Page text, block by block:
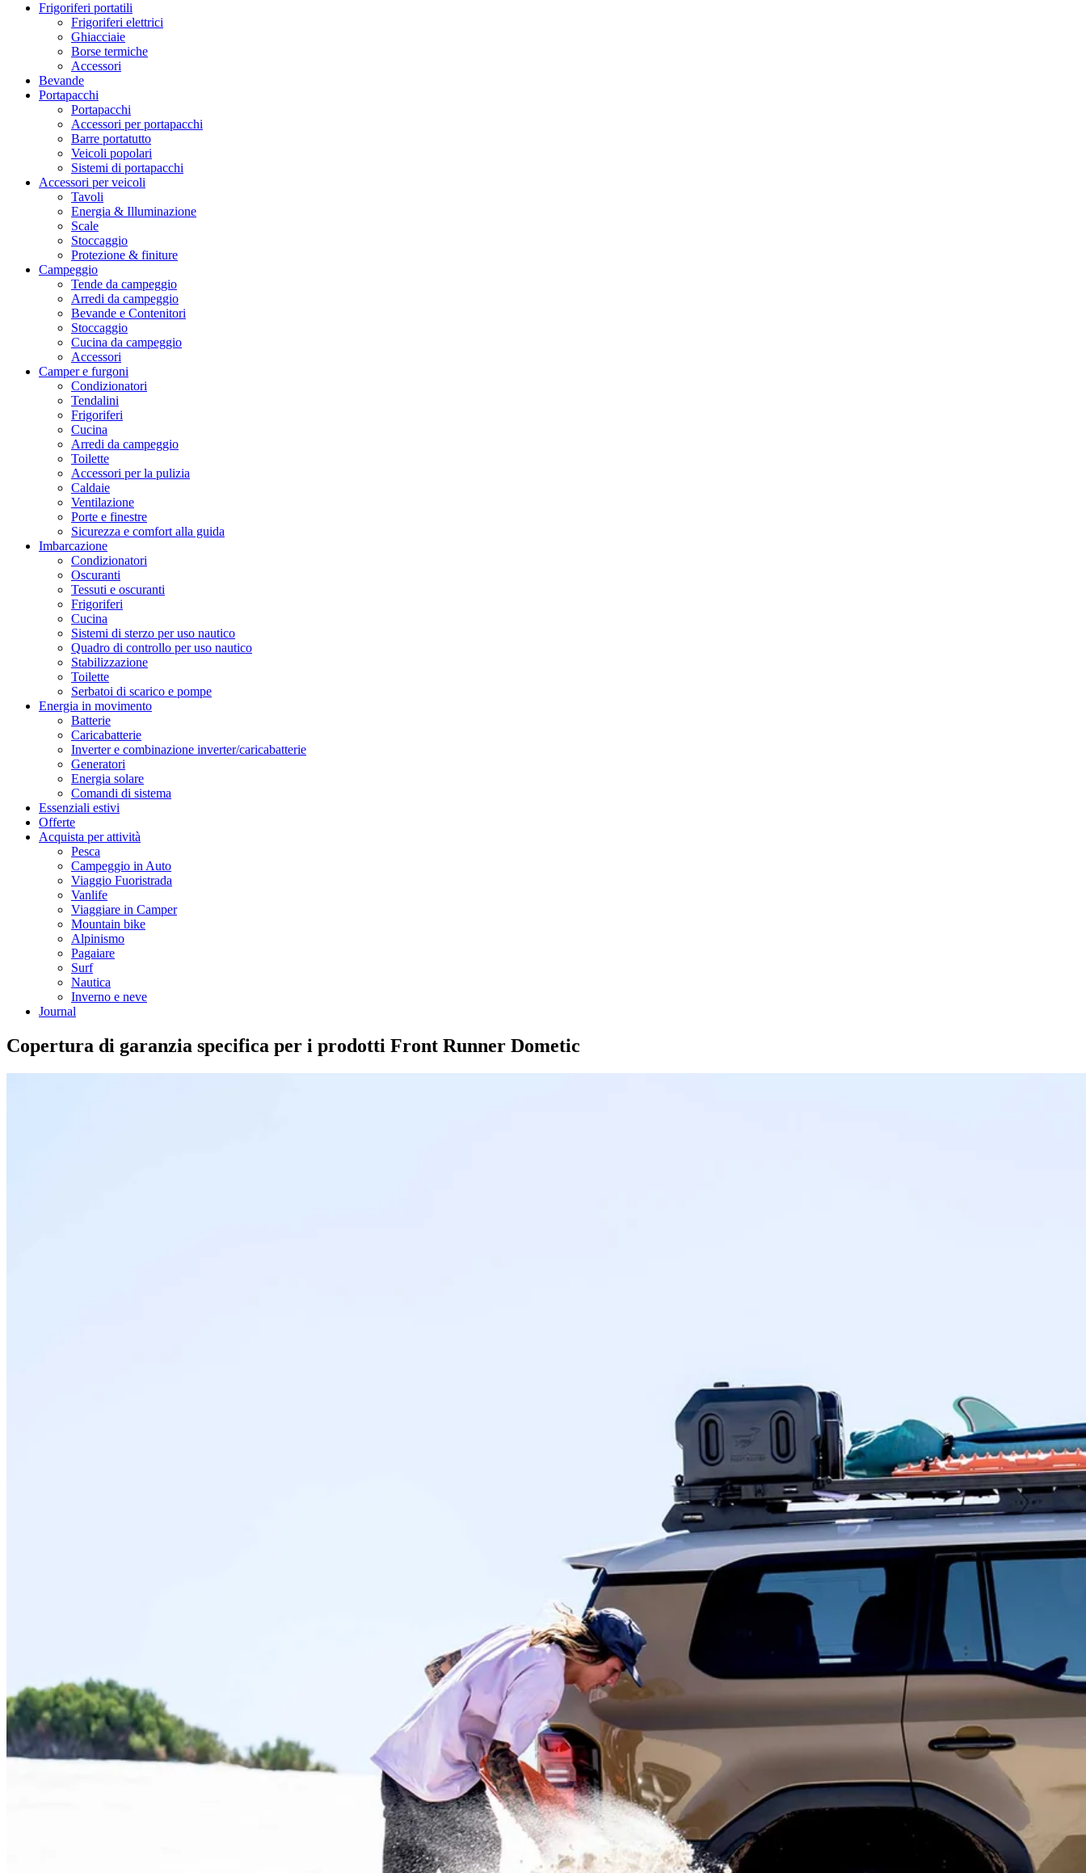
Frigoriferi portatili
Frigoriferi elettrici
Ghiacciaie
Borse termiche
Accessori
Bevande
Portapacchi
Portapacchi
Accessori per portapacchi
Barre portatutto
Veicoli popolari
Sistemi di portapacchi
Accessori per veicoli
Tavoli
Energia & Illuminazione
Scale
Stoccaggio
Protezione & finiture
Campeggio
Tende da campeggio
Arredi da campeggio
Bevande e Contenitori
Stoccaggio
Cucina da campeggio
Accessori
Camper e furgoni
Condizionatori
Tendalini
Frigoriferi
Cucina
Arredi da campeggio
Toilette
Accessori per la pulizia
Caldaie
Ventilazione
Porte e finestre
Sicurezza e comfort alla guida
Imbarcazione
Condizionatori
Oscuranti
Tessuti e oscuranti
Frigoriferi
Cucina
Sistemi di sterzo per uso nautico
Quadro di controllo per uso nautico
Stabilizzazione
Toilette
Serbatoi di scarico e pompe
Energia in movimento
Batterie
Caricabatterie
Inverter e combinazione inverter/caricabatterie
Generatori
Energia solare
Comandi di sistema
Essenziali estivi
Offerte
Acquista per attività
Pesca
Campeggio in Auto
Viaggio Fuoristrada
Vanlife
Viaggiare in Camper
Mountain bike
Alpinismo
Pagaiare
Surf
Nautica
Inverno e neve
Journal
Copertura di garanzia specifica per i prodotti Front Runner Dometic